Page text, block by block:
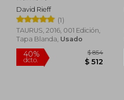
David Rieff
(1)
TAURUS, 2016, 001 Edición,
Tapa Blanda, Usado